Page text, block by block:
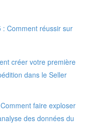
Comment réussir sur
créer votre première
dans le Seller
faire exploser
des données du